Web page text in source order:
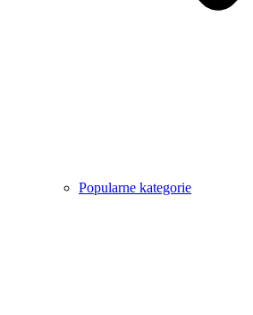
Popularne kategorie